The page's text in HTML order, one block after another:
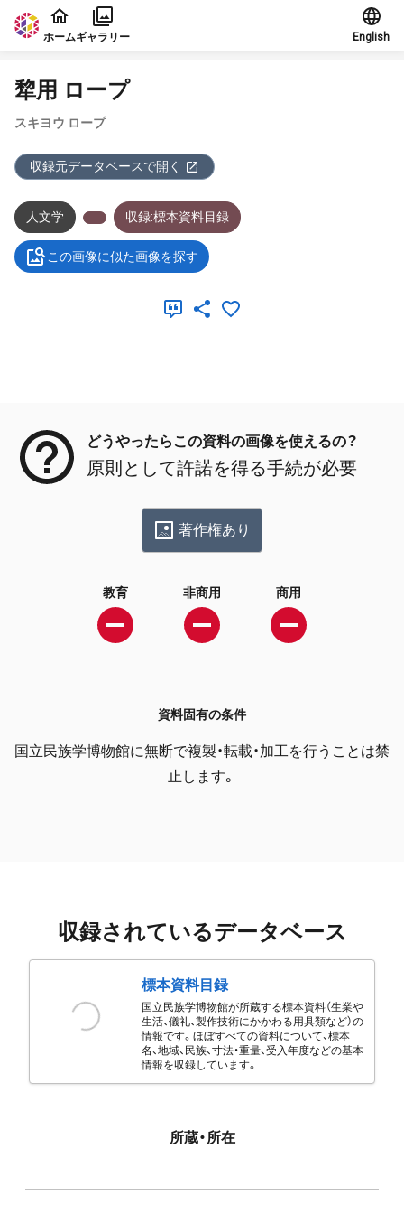
本文に飛ぶ
ホームギャラリー English
犂用 ロープ
スキヨウ ロープ
収録元データベースで開く
人文学 収録:標本資料目録
この画像に似た画像を探す
どうやったらこの資料の画像を使えるの？
原則として許諾を得る手続が必要
著作権あり
教育 非商用 商用
資料固有の条件
国立民族学博物館に無断で複製・転載・加工を行うことは禁
止します。
収録されているデータベース
標本資料目録
国立民族学博物館が所蔵する標本資料（生業や
生活、儀礼、製作技術にかかわる用具類など）の
情報です。ほぼすべての資料について、標本
名、地域、民族、寸法・重量、受入年度などの基本
情報を収録しています。
所蔵・所在